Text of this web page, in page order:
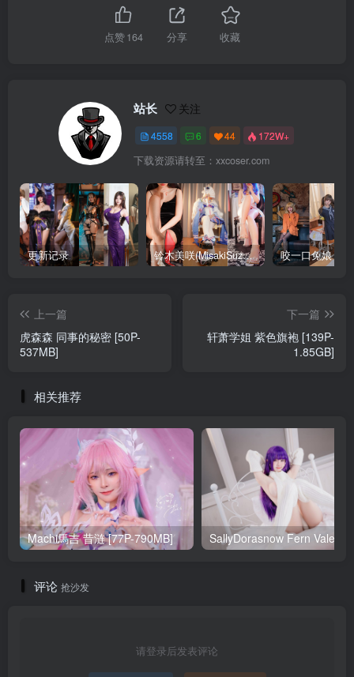
点赞164 分享 收藏
站长 关注
4558 6 44 172W+
下载资源请转至：xxcoser.com
更新记录 铃木美咲(MisakiSuzuki) 合集下载 咬一口兔娘 合
上一篇
虎森森 同事的秘密 [50P-
537MB]
下一篇
轩萧学姐 紫色旗袍 [139P-
1.85GB]
相关推荐
Machi馬吉 昔涟 [77P-790MB]
评论 抢沙发
请登录后发表评论